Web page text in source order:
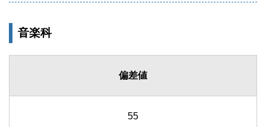
音楽科
偏差値
55